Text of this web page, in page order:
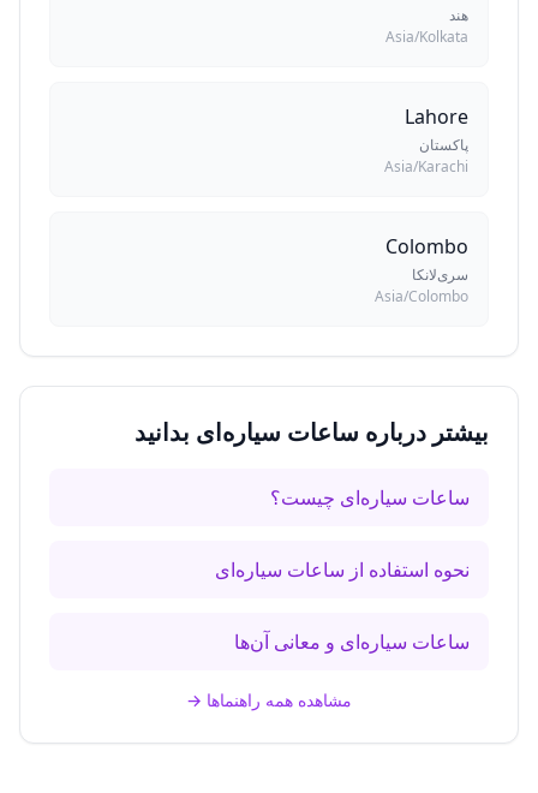
هند
Asia/Kolkata
Lahore
پاکستان
Asia/Karachi
Colombo
سری‌لانکا
Asia/Colombo
بیشتر درباره ساعات سیاره‌ای بدانید
ساعات سیاره‌ای چیست؟
نحوه استفاده از ساعات سیاره‌ای
ساعات سیاره‌ای و معانی آن‌ها
مشاهده همه راهنماها →